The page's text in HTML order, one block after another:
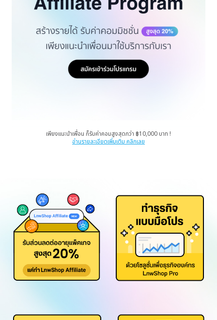
เพียงแนะนำเพื่อน ก็รับค่าคอมสูงสุดกว่า ฿10,000 บาท !
อ่านรายละเอียดเพิ่มเติม คลิกเลย